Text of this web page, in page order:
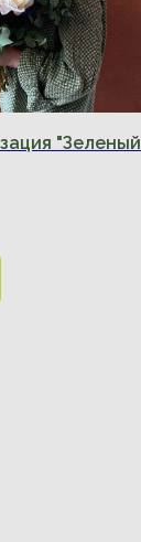
"Зеленый